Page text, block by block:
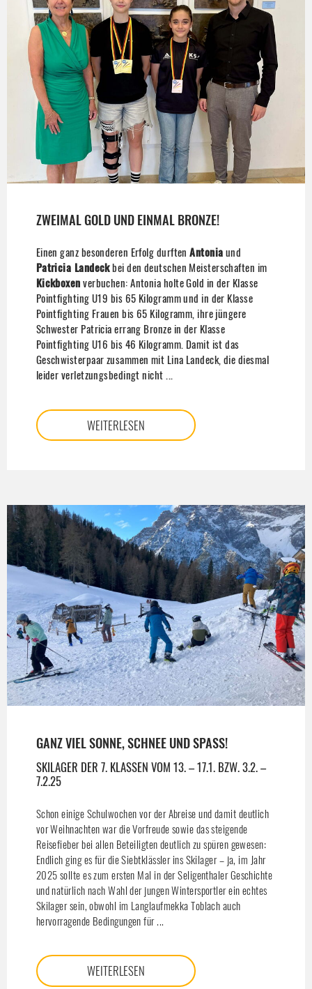
ZWEIMAL GOLD UND EINMAL BRONZE!
Einen ganz besonderen Erfolg durftenAntoniaund
Patricia Landeckbei den deutschen Meisterschaften im
Kickboxenverbuchen: Antonia holte Gold in der Klasse
Pointfighting U19 bis 65 Kilogramm und in der Klasse
Pointfighting Frauen bis 65 Kilogramm, ihre jüngere
Schwester Patricia errang Bronze in der Klasse
Pointfighting U16 bis 46 Kilogramm. Damit ist das
Geschwisterpaar zusammen mit Lina Landeck, die diesmal
leider verletzungsbedingt nicht ...
WEITERLESEN
GANZ VIEL SONNE, SCHNEE UND SPASS!
SKILAGER DER 7. KLASSEN VOM 13. – 17.1. BZW. 3.2. –
7.2.25
Schon einige Schulwochen vor der Abreise und damit deutlich
vor Weihnachten war die Vorfreude sowie das steigende
Reisefieber bei allen Beteiligten deutlich zu spüren gewesen:
Endlich ging es für die Siebtklässler ins Skilager – ja, im Jahr
2025 sollte es zum ersten Mal in der Seligenthaler Geschichte
und natürlich nach Wahl der jungen Wintersportler ein echtes
Skilager sein, obwohl im Langlaufmekka Toblach auch
hervorragende Bedingungen für ...
WEITERLESEN